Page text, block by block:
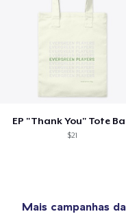
EP "Thank You" Tote
$21
Mais campanhas da